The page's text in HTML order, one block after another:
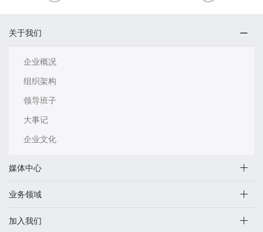
关于我们
企业概况
组织架构
领导班子
大事记
企业文化
媒体中心
业务领域
加入我们